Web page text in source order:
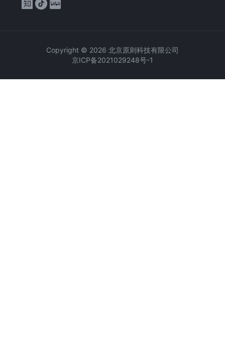
Copyright © 2026 北京原则科技有限公司
京ICP备2021029248号-1